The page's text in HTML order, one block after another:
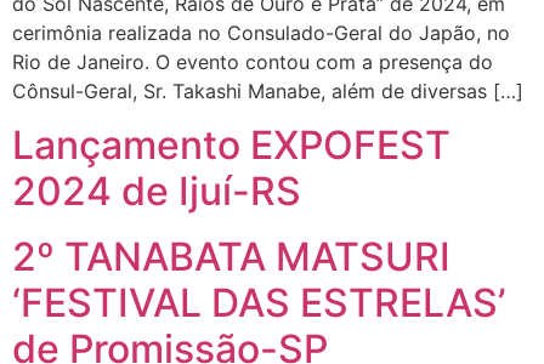
cerimônia realizada no Consulado-Geral do Japão, no
Rio de Janeiro. O evento contou com a presença do
Cônsul-Geral, Sr. Takashi Manabe, além de diversas […]
Lançamento EXPOFEST
2024 de Ijuí-RS
2º TANABATA MATSURI
‘FESTIVAL DAS ESTRELAS’
de Promissão-SP